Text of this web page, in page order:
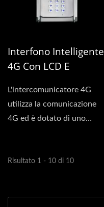
Interfono Intelligente
4G Con LCD E
L'intercomunicatore 4G
utilizza la comunicazione
4G ed è dotato di uno
Risultato 1 - 10 di 10